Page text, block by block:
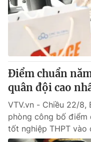
Điểm chuẩn
quân đội cao
VTV.vn - Chiều 22/8,
phòng công bố điểm
tốt nghiệp THPT vào